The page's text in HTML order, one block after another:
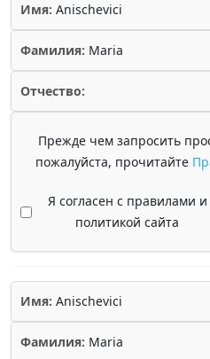
Имя: Anischevici
Фамилия: Maria
Отчество:
Прежде чем запросить
пожалуйста, прочитайте
Я согласен с правилами и
политикой сайта
Имя: Anischevici
Фамилия: Maria